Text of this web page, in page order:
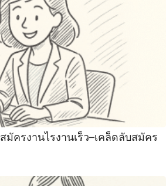
สมัครงานไรงานเร็ว–เคล็ดลับสมัคร